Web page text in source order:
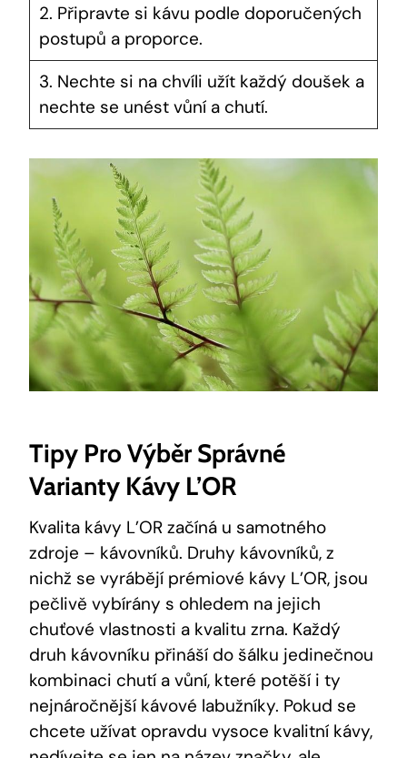
2. Připravte si kávu podle doporučených
postupů a proporce.
3. Nechte si na chvíli užít každý doušek a
nechte se unést vůní a chutí.
Tipy Pro Výběr Správné
Varianty Kávy L’OR
Kvalita kávy L’OR začíná u samotného
zdroje – kávovníků. Druhy kávovníků, z
nichž se vyrábějí prémiové kávy L’OR, jsou
pečlivě vybírány s ohledem na jejich
chuťové vlastnosti a kvalitu zrna. Každý
druh kávovníku přináší do šálku jedinečnou
kombinaci chutí a vůní, které potěší i ty
nejnáročnější kávové labužníky. Pokud se
chcete užívat opravdu vysoce kvalitní kávy,